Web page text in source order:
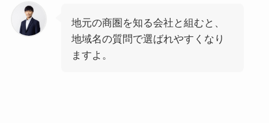
地元の商圏を知る会社と組むと、
地域名の質問で選ばれやすくなり
ますよ。